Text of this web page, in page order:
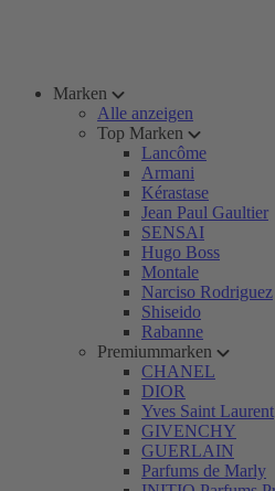
Marken
Alle anzeigen
Top Marken
Lancôme
Armani
Kérastase
Jean Paul Gaultier
SENSAI
Hugo Boss
Montale
Narciso Rodriguez
Shiseido
Rabanne
Premiummarken
CHANEL
DIOR
Yves Saint Laurent
GIVENCHY
GUERLAIN
Parfums de Marly